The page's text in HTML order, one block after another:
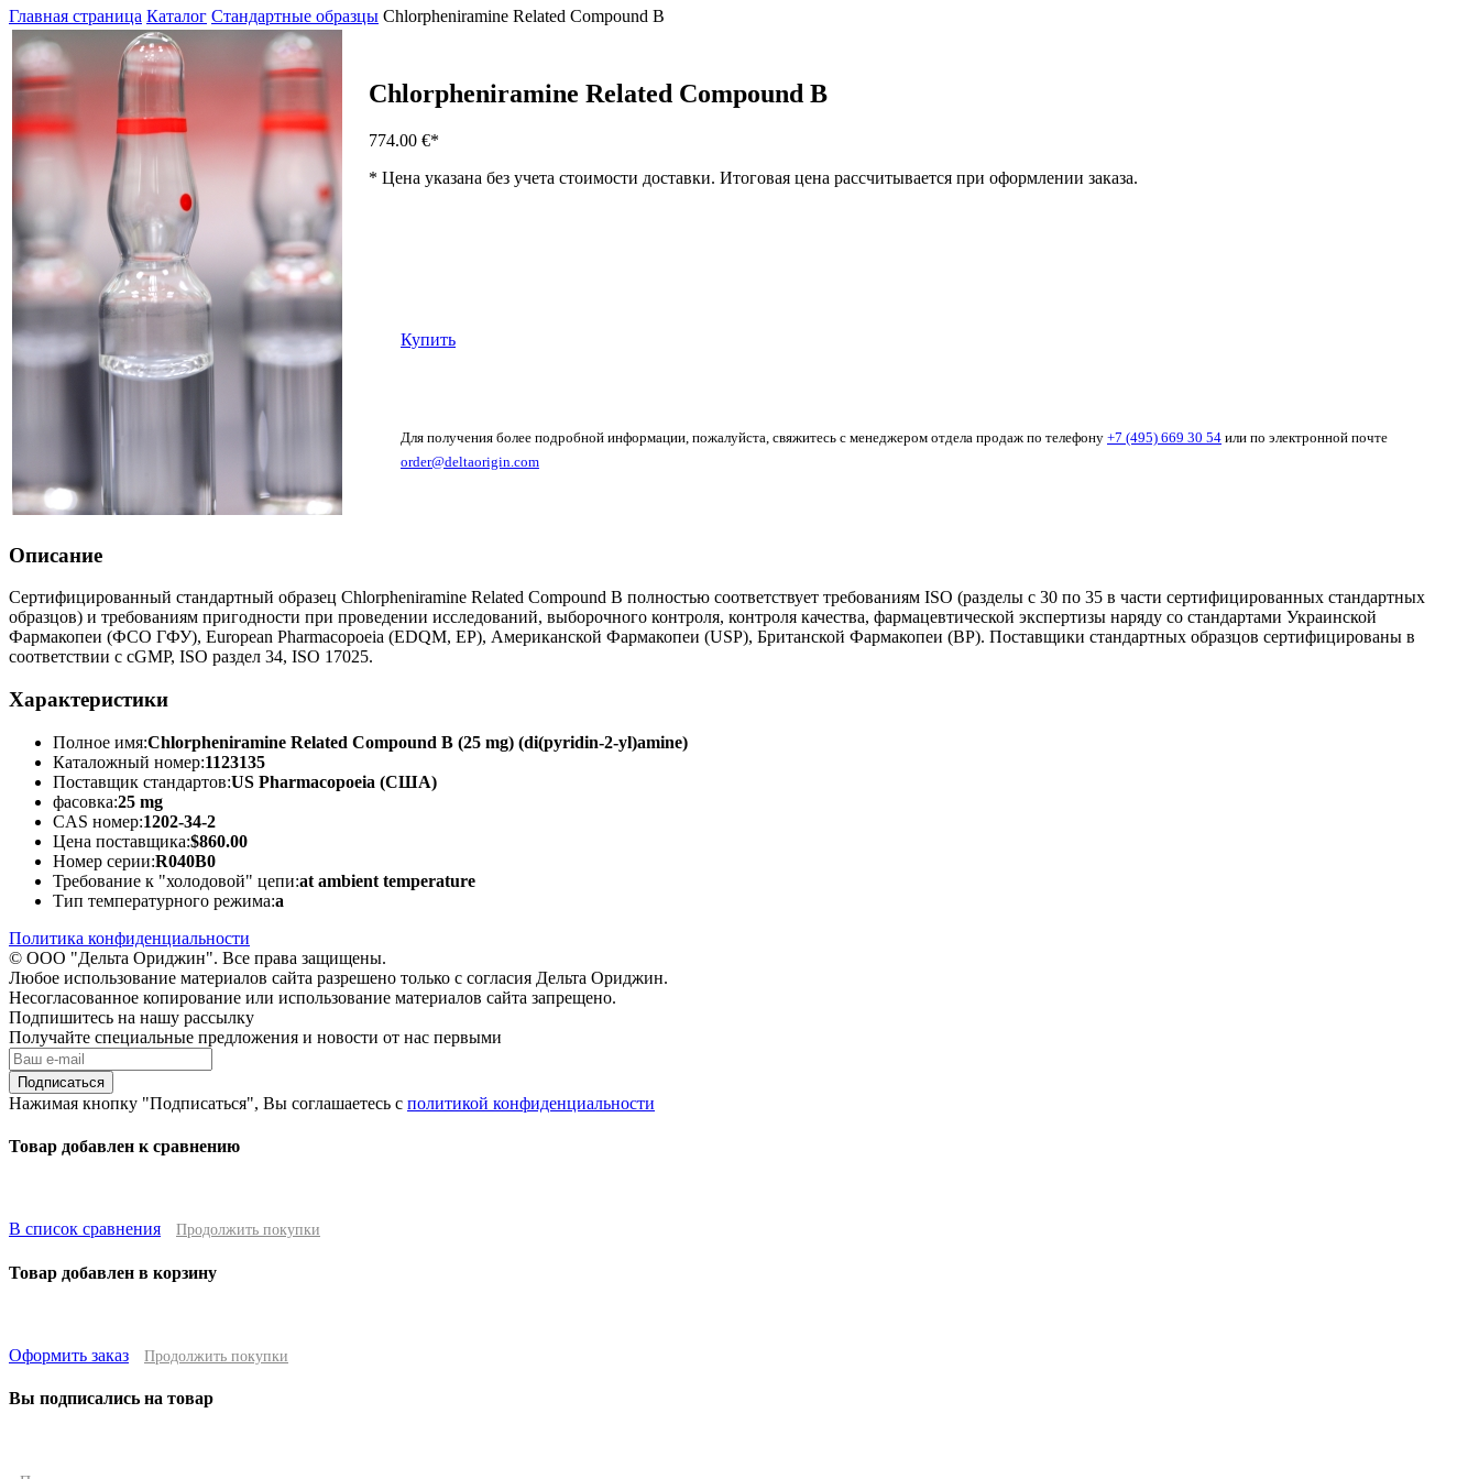
Главная страница Каталог Стандартные образцы Chlorpheniramine Related Compound B
Chlorpheniramine Related Compound B
774.00 €*
* Цена указана без учета стоимости доставки. Итоговая цена рассчитывается при оформлении заказа.
Купить
Для получения более подробной информации, пожалуйста, свяжитесь с менеджером отдела продаж по телефону +7 (495) 669 30 54 или по электронной почте
order@deltaorigin.com
Описание
Сертифицированный стандартный образец Chlorpheniramine Related Compound B полностью соответствует требованиям ISO (разделы с 30 по 35 в части сертифицированных стандартных
образцов) и требованиям пригодности при проведении исследований, выборочного контроля, контроля качества, фармацевтической экспертизы наряду со стандартами Украинской
Фармакопеи (ФСО ГФУ), European Pharmacopoeia (EDQM, EP), Американской Фармакопеи (USP), Британской Фармакопеи (BP). Поставщики стандартных образцов сертифицированы в
соответствии с cGMP, ISO раздел 34, ISO 17025.
Характеристики
Полное имя:Chlorpheniramine Related Compound B (25 mg) (di(pyridin-2-yl)amine)
Каталожный номер:1123135
Поставщик стандартов:US Pharmacopoeia (США)
фасовка:25 mg
CAS номер:1202-34-2
Цена поставщика:$860.00
Номер серии:R040B0
Требование к "холодовой" цепи:at ambient temperature
Тип температурного режима:a
Политика конфиденциальности
© ООО "Дельта Ориджин". Все права защищены.
Любое использование материалов сайта разрешено только с согласия Дельта Ориджин.
Несогласованное копирование или использование материалов сайта запрещено.
Подпишитесь на нашу рассылку
Получайте специальные предложения и новости от нас первыми
Подписаться
Нажимая кнопку "Подписаться", Вы соглашаетесь с политикой конфиденциальности
Товар добавлен к сравнению
В список сравнения Продолжить покупки
Товар добавлен в корзину
Оформить заказ Продолжить покупки
Вы подписались на товар